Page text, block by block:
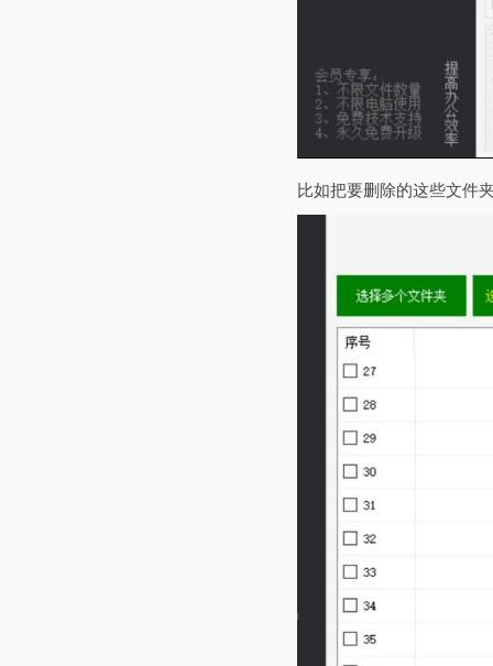
比如把要删除的这些文件